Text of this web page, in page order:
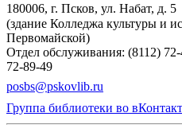
180006, г. Псков, ул. Набат, д. 5
(здание Колледжа культуры и
Первомайской)
Отдел обслуживания: (8112)
72-89-49
posbs@pskovlib.ru
Группа библиотеки во